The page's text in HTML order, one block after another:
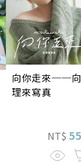
向你走來──向
理來寫真
NT$